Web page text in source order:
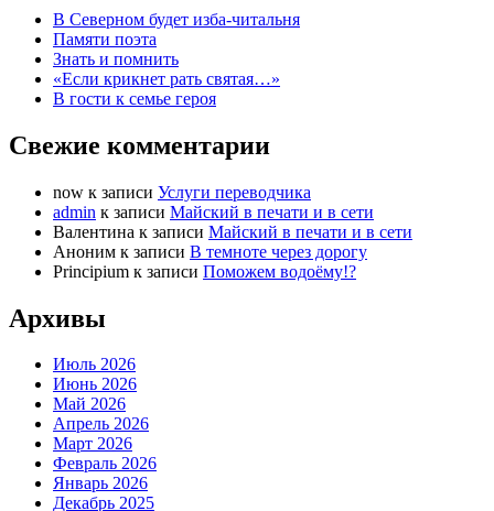
В Северном будет изба-читальня
Памяти поэта
Знать и помнить
«Если крикнет рать святая…»
В гости к семье героя
Свежие комментарии
now к записи Услуги переводчика
admin к записи Майский в печати и в сети
Валентина к записи Майский в печати и в сети
Аноним к записи В темноте через дорогу
Principium к записи Поможем водоёму!?
Архивы
Июль 2026
Июнь 2026
Май 2026
Апрель 2026
Март 2026
Февраль 2026
Январь 2026
Декабрь 2025